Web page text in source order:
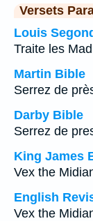
Versets
Louis
Traite les
Martin Bible
Serrez de
Darby Bible
Serrez de
King James
Vex the
English
Vex the